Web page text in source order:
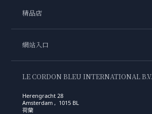
精品店
網站入口
LE CORDON BLEU INTERNATIONAL B.V.
Herengracht 28
Amsterdam , 1015 BL
荷蘭